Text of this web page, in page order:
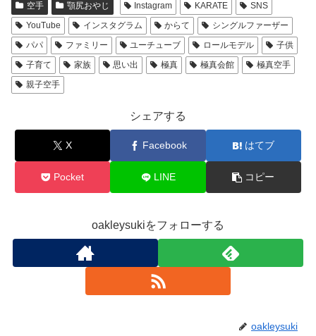
空手 顎尻おやじ Instagram KARATE
SNS
YouTube
インスタグラム からて
シングルファーザー
パパ
ファミリー ユーチューブ ロールモデル
子供
子育て
家族 思い出 極真 極真会館
極真空手
親子空手
シェアする
X Facebook はてブ
Pocket LINE コピー
oakleysukiをフォローする
oakleysuki